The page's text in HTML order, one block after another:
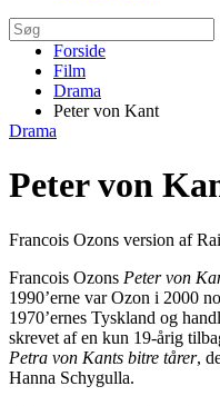
Forside
Film
Drama
Peter von Kant
Drama
Peter von
Francois Ozons version af
Francois Ozons Peter von
1990’erne var Ozon i 2000
1970’ernes Tyskland og
skrevet af en kun 19-årig
Petra von Kants bitre tårer,
Hanna Schygulla.